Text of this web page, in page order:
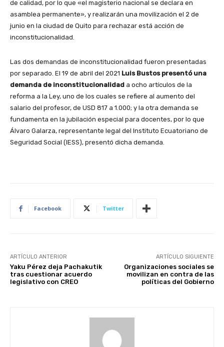
de calidad, por lo que «el magisterio nacional se declara en
asamblea permanente», y realizarán una movilización el 2 de
junio en la ciudad de Quito para rechazar está acción de
inconstitucionalidad.
Las dos demandas de inconstitucionalidad fueron presentadas
por separado. El 19 de abril del 2021 Luis Bustos presentó una
demanda de inconstitucionalidad a ocho artículos de la
reforma a la Ley, uno de los cuales se refiere al aumento del
salario del profesor, de USD 817 a 1.000; y la otra demanda se
fundamenta en la jubilación especial para docentes, por lo que
Álvaro Galarza, representante legal del Instituto Ecuatoriano de
Seguridad Social (IESS), presentó dicha demanda.
Facebook Twitter
ARTÍCULO ANTERIOR
Yaku Pérez deja Pachakutik
tras cuestionar acuerdo
legislativo con CREO
ARTÍCULO SIGUIENTE
Organizaciones sociales se
movilizan en contra de las
políticas del Gobierno